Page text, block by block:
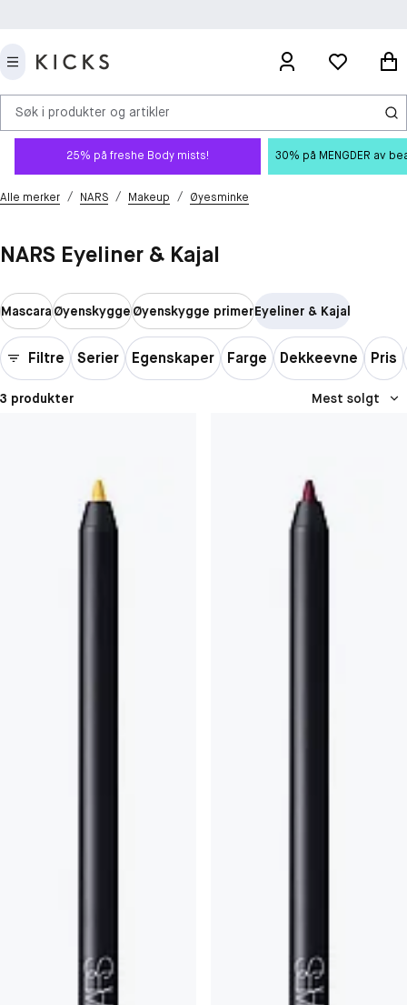
Søk i produkter og artikler
25% på freshe Body mists! 30% på MENGDER av
Alle merker / NARS / Makeup / Øyesminke
NARS Eyeliner & Kajal
MascaraØyenskyggeØyenskygge primerEyeliner & Kajal
Filtre Serier Egenskaper Farge Dekkeevne Pris
3 produkter Mest solgt